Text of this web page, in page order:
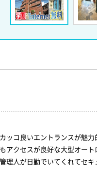
ッコ良いエントランスが魅
アクセスが良好な大型オート
理人が日勤でいてくれてセキ